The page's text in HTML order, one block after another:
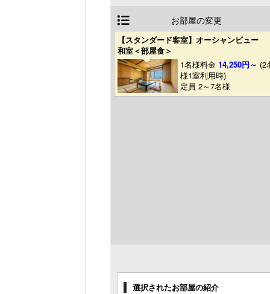
お部屋の変更
【スタンダード客室】オーシャンビュー
和室＜部屋食＞
1名様料金14,250円～ (2
様1室利用時)
定員 2～7名様
選択されたお部屋の紹介